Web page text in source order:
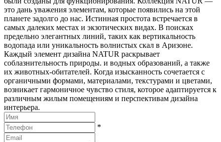
это дань уважения элементам, которые появились на этой
планете задолго до нас. Истинная простота встречается в
самых далеких местах и экзотических видах. В поисках
предельно элегантных линий, таких как вертикальность
водопада или уникальность волнистых скал в Аризоне.
Каждый элемент дизайна NATUR раскрывает
соблазнительность природы. и водных образований, а также
их животных-обитателей. Когда изысканность сочетается с
органичными формами, материалами, текстурами и цветами,
возникает гармоничное чувство стиля, которое адаптируется к
различным жилым помещениям и перспективам дизайна
интерьера.
*